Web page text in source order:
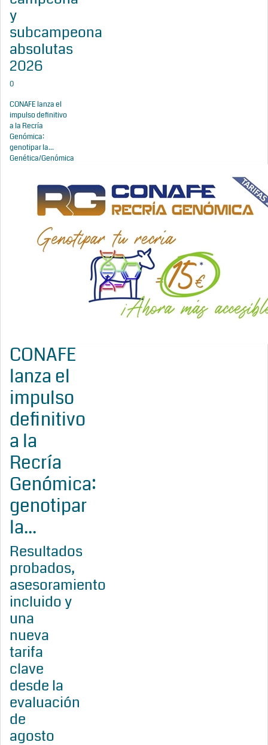
y
subcampeona
absolutas
2026
0
CONAFE lanza el
impulso definitivo
a la Recría
Genómica:
genotipar la...
Genética/Genómica
CONAFE
lanza el
impulso
definitivo
a la
Recría
Genómica:
genotipar
la...
Resultados
probados,
asesoramiento
incluido y
una
nueva
tarifa
clave
desde la
evaluación
de
agosto